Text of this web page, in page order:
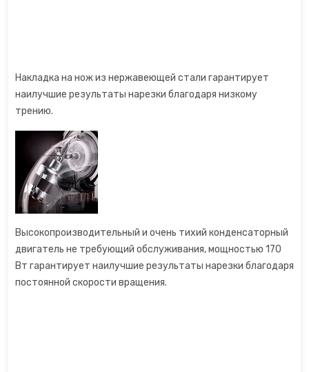
Накладка на нож из нержавеющей стали гарантирует
наилучшие результаты нарезки благодаря низкому
трению.
Высокопроизводительный и очень тихий конденсаторный
двигатель не требующий обслуживания, мощностью 170
Вт гарантирует наилучшие результаты нарезки благодаря
постоянной скорости вращения.